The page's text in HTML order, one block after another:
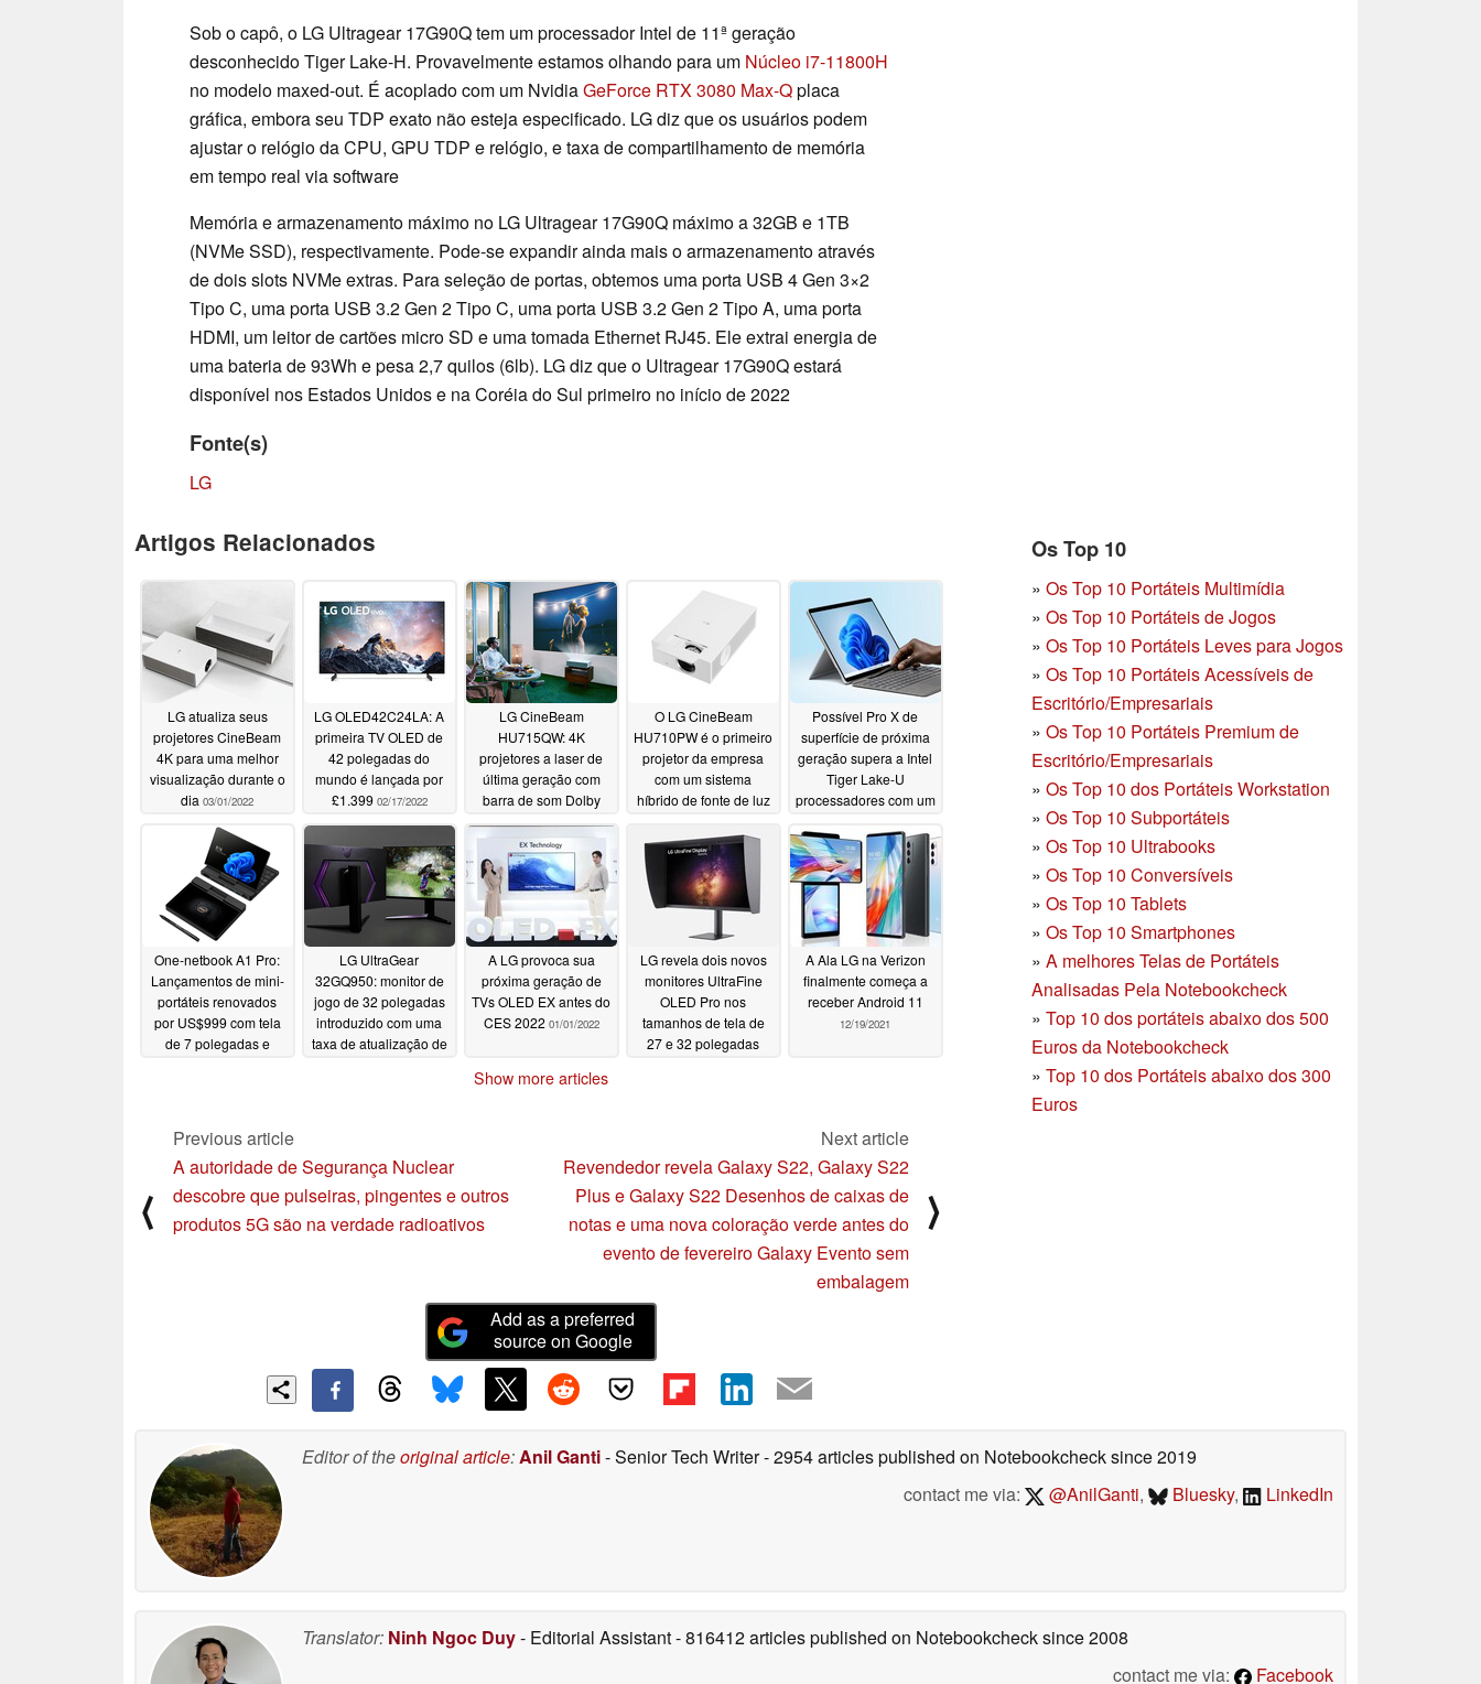
Sob o capô, o LG Ultragear 17G90Q tem um processador Intel de 11ª geração
desconhecido Tiger Lake-H. Provavelmente estamos olhando para um Núcleo i7-11800H
no modelo maxed-out. É acoplado com um NvidiaGeForce RTX 3080 Max-Qplaca
gráfica, embora seu TDP exato não esteja especificado. LG diz que os usuários podem
ajustar o relógio da CPU, GPU TDP e relógio, e taxa de compartilhamento de memória
em tempo real via software
Memória e armazenamento máximo no LG Ultragear 17G90Q máximo a 32GB e 1TB
(NVMe SSD), respectivamente. Pode-se expandir ainda mais o armazenamento através
de dois slots NVMe extras. Para seleção de portas, obtemos uma porta USB 4 Gen 3×2
Tipo C, uma porta USB 3.2 Gen 2 Tipo C, uma porta USB 3.2 Gen 2 Tipo A, uma porta
HDMI, um leitor de cartões micro SD e uma tomada Ethernet RJ45. Ele extrai energia de
uma bateria de 93Wh e pesa 2,7 quilos (6lb). LG diz que o Ultragear 17G90Q estará
disponível nos Estados Unidos e na Coréia do Sul primeiro no início de 2022
Fonte(s)
LG
Os Top 10
» Os Top 10 Portáteis Multimídia
» Os Top 10 Portáteis de Jogos
» Os Top 10 Portáteis Leves para Jogos
» Os Top 10 Portáteis Acessíveis de
Escritório/Empresariais
» Os Top 10 Portáteis Premium de
Escritório/Empresariais
» Os Top 10 dos Portáteis Workstation
» Os Top 10 Subportáteis
» Os Top 10 Ultrabooks
» Os Top 10 Conversíveis
» Os Top 10 Tablets
» Os Top 10 Smartphones
» A melhores Telas de Portáteis
Analisadas Pela Notebookcheck
» Top 10 dos portáteis abaixo dos 500
Euros da Notebookcheck
» Top 10 dos Portáteis abaixo dos 300
Euros
Artigos Relacionados
LG atualiza seus
projetores CineBeam
4K para uma melhor
visualização durante o
dia 03/01/2022
LG OLED42C24LA: A
primeira TV OLED de
42 polegadas do
mundo é lançada por
£1.399 02/17/2022
LG CineBeam
HU715QW: 4K
projetores a laser de
última geração com
barra de som Dolby
um presente02/17/2022
O LG CineBeam
HU710PW é o primeiro
projetor da empresa
com um sistema
híbrido de fonte de luz
Possível Pro X de
superfície de próxima
geração supera a Intel
Tiger Lake-U
processadores com um
Gen 302/10/2022
One-netbook A1 Pro:
Lançamentos de mini-
portáteis renovados
por US$999 com tela
de 7 polegadas e
LG UltraGear
32GQ950: monitor de
jogo de 32 polegadas
introduzido com uma
taxa de atualização de
A LG provoca sua
próxima geração de
TVs OLED EX antes do
CES 2022 01/01/2022
LG revela dois novos
monitores UltraFine
OLED Pro nos
tamanhos de tela de
27 e 32 polegadas
A Ala LG na Verizon
finalmente começa a
receber Android 11
12/19/2021
Show more articles
⟨
Previous article
A autoridade de Segurança Nuclear
descobre que pulseiras, pingentes e outros
produtos 5G são na verdade radioativos
Next article
Revendedor revela Galaxy S22, Galaxy S22
Plus e Galaxy S22 Desenhos de caixas de
notas e uma nova coloração verde antes do
evento de fevereiro Galaxy Evento sem
embalagem
⟩
Add as a preferred
source on Google
Editor of theoriginal article:Anil Ganti- Senior Tech Writer- 2954 articles published on Notebookchecksince 2019
contact me via:
@AnilGanti, Bluesky, LinkedIn
Translator: Ninh Ngoc Duy- Editorial Assistant- 816412 articles published on Notebookchecksince 2008
contact me via:
Facebook